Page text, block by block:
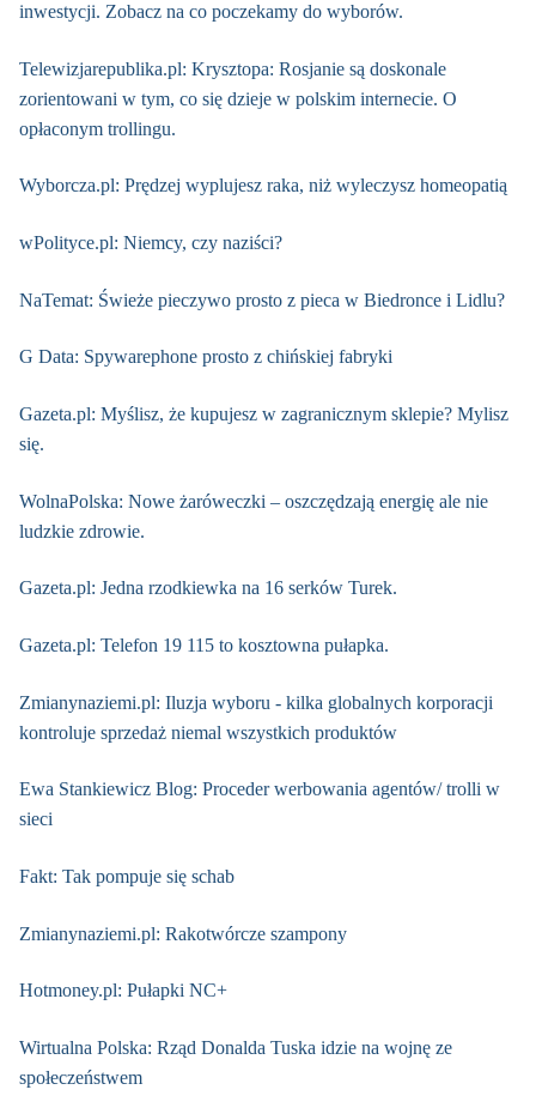
inwestycji. Zobacz na co poczekamy do wyborów.
Telewizjarepublika.pl: Krysztopa: Rosjanie są doskonale
zorientowani w tym, co się dzieje w polskim internecie. O
opłaconym trollingu.
Wyborcza.pl: Prędzej wyplujesz raka, niż wyleczysz homeopatią
wPolityce.pl: Niemcy, czy naziści?
NaTemat: Świeże pieczywo prosto z pieca w Biedronce i Lidlu?
G Data: Spywarephone prosto z chińskiej fabryki
Gazeta.pl: Myślisz, że kupujesz w zagranicznym sklepie? Mylisz
się.
WolnaPolska: Nowe żaróweczki – oszczędzają energię ale nie
ludzkie zdrowie.
Gazeta.pl: Jedna rzodkiewka na 16 serków Turek.
Gazeta.pl: Telefon 19 115 to kosztowna pułapka.
Zmianynaziemi.pl: Iluzja wyboru - kilka globalnych korporacji
kontroluje sprzedaż niemal wszystkich produktów
Ewa Stankiewicz Blog: Proceder werbowania agentów/ trolli w
sieci
Fakt: Tak pompuje się schab
Zmianynaziemi.pl: Rakotwórcze szampony
Hotmoney.pl: Pułapki NC+
Wirtualna Polska: Rząd Donalda Tuska idzie na wojnę ze
społeczeństwem